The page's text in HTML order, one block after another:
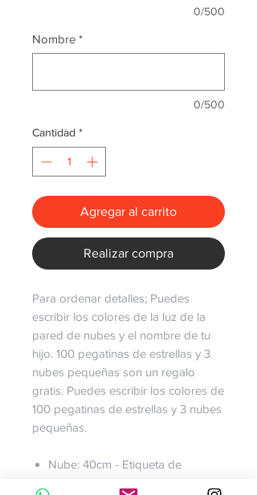
0/500
Nombre *
0/500
Cantidad *
Agregar al carrito
Realizar compra
Para ordenar detalles; Puedes
escribir los colores de la luz de la
pared de nubes y el nombre de tu
hijo. 100 pegatinas de estrellas y 3
nubes pequeñas son un regalo
gratis. Puedes escribir los colores de
100 pegatinas de estrellas y 3 nubes
pequeñas.
Nube: 40cm - Etiqueta de
nombre: 100cm